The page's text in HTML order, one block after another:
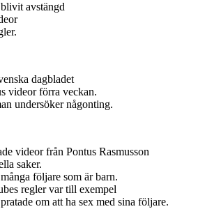
avstängd
dagbladet
videor förra veckan.
undersöker någonting.
videor från Pontus Rasmusson
saker.
följare som är barn.
regler var till exempel
om att ha sex med sina följare.